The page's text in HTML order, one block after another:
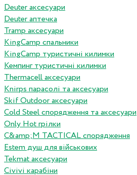
Deuter аксесуари
Deuter аптечка
Tramp аксесуари
KingCamp спальники
KingCamp туристичні килимки
Кемпинг туристичні килимки
Thermacell аксесуари
Knirps парасолі та аксесуари
Skif Outdoor аксесуари
Cold Steel спорядження та аксесуари
Only Hot грілки
C&amp;M TACTICAL спорядження
Estem душ для військових
Tekmat аксесуари
Сivivi карабіни